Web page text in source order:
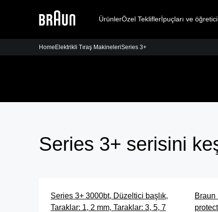
ÜrünlerÖzel Tekliflerİpuçları ve
Home Elektrikli Tıraş MakineleriSeries 3+
Series 3+ serisini
Series 3+ 3000bt, Düzeltici başlık,
Taraklar: 1, 2 mm, Taraklar: 3, 5, 7
Braun